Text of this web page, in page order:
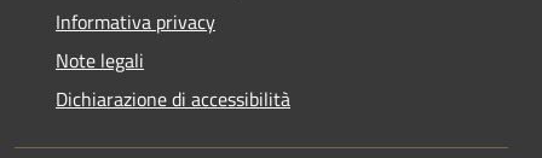
Informativa privacy
Note legali
Dichiarazione di accessibilità